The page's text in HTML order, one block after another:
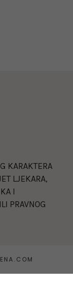
KARAKTERA
LJEKARA,
I
PRAVNOG